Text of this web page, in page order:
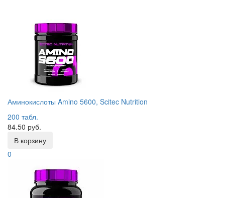
Аминокислоты Amino 5600, Scitec Nutrition
200 табл.
84.50 руб.
В корзину
0